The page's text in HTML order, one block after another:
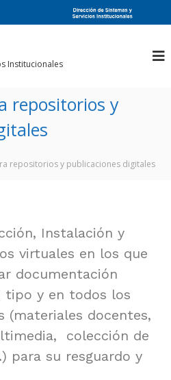
Institucionales
repositorios y
repositorios y publicaciones digitales
Instalación y
virtuales en los que
documentación
y en todos los
(materiales docentes,
colección de
para su resguardo y